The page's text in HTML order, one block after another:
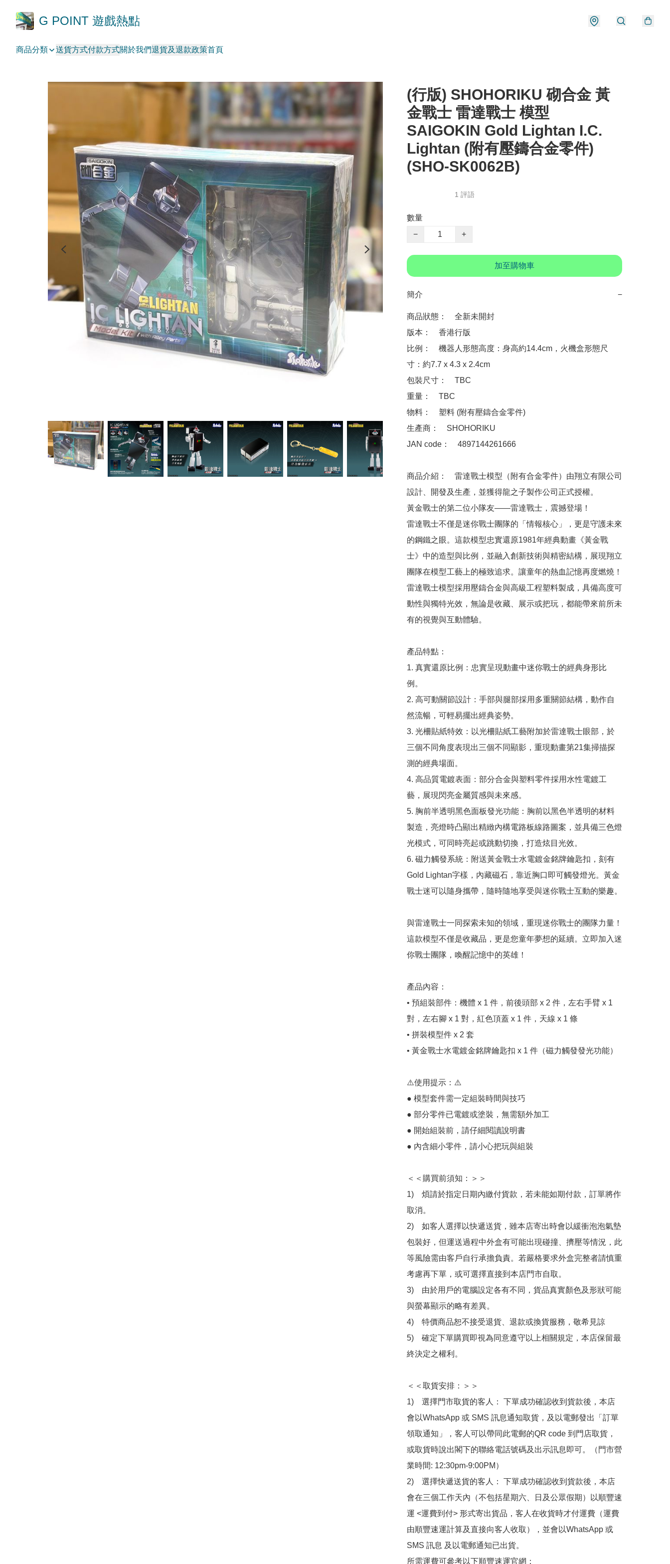
G POINT 遊戲熱點
商品分類 送貨方式付款方式關於我們退貨及退款政策首頁
(行版) SHOHORIKU 砌合金 黃
金戰士 雷達戰士 模型
SAIGOKIN Gold Lightan I.C.
Lightan (附有壓鑄合金零件)
(SHO-SK0062B)
1 評語
數量
−
+
加至購物車
簡介 −
商品狀態：　全新未開封
版本：　香港行版
比例：　機器人形態高度：身高約14.4cm，火機盒形態尺
寸：約7.7 x 4.3 x 2.4cm
包裝尺寸：　TBC
重量：　TBC
物料：　塑料 (附有壓鑄合金零件)
生產商：　SHOHORIKU
JAN code：　4897144261666
商品介紹：　雷達戰士模型（附有合金零件）由翔立有限公司
設計、開發及生產，並獲得龍之子製作公司正式授權。
黃金戰士的第二位小隊友——雷達戰士，震撼登場！
雷達戰士不僅是迷你戰士團隊的「情報核心」，更是守護未來
的鋼鐵之眼。這款模型忠實還原1981年經典動畫《黃金戰
士》中的造型與比例，並融入創新技術與精密結構，展現翔立
團隊在模型工藝上的極致追求。讓童年的熱血記憶再度燃燒！
雷達戰士模型採用壓鑄合金與高級工程塑料製成，具備高度可
動性與獨特光效，無論是收藏、展示或把玩，都能帶來前所未
有的視覺與互動體驗。
產品特點：
1. 真實還原比例：忠實呈現動畫中迷你戰士的經典身形比
例。
2. 高可動關節設計：手部與腿部採用多重關節結構，動作自
然流暢，可輕易擺出經典姿勢。
3. 光柵貼紙特效：以光柵貼紙工藝附加於雷達戰士眼部，於
三個不同角度表現出三個不同顯影，重現動畫第21集掃描探
測的經典場面。
4. 高品質電鍍表面：部分合金與塑料零件採用水性電鍍工
藝，展現閃亮金屬質感與未來感。
5. 胸前半透明黑色面板發光功能：胸前以黑色半透明的材料
製造，亮燈時凸顯出精緻內構電路板線路圖案，並具備三色燈
光模式，可同時亮起或跳動切換，打造炫目光效。
6. 磁力觸發系統：附送黃金戰士水電鍍金銘牌鑰匙扣，刻有
Gold Lightan字樣，內藏磁石，靠近胸口即可觸發燈光。黃金
戰士迷可以隨身攜帶，隨時隨地享受與迷你戰士互動的樂趣。
與雷達戰士一同探索未知的領域，重現迷你戰士的團隊力量！
這款模型不僅是收藏品，更是您童年夢想的延續。立即加入迷
你戰士團隊，喚醒記憶中的英雄！
產品內容：
• 預組裝部件：機體 x 1 件，前後頭部 x 2 件，左右手臂 x 1
對，左右腳 x 1 對，紅色頂蓋 x 1 件，天線 x 1 條
• 拼裝模型件 x 2 套
• 黃金戰士水電鍍金銘牌鑰匙扣 x 1 件（磁力觸發發光功能）
⚠️使用提示：⚠️
● 模型套件需一定組裝時間與技巧
● 部分零件已電鍍或塗裝，無需額外加工
● 開始組裝前，請仔細閱讀說明書
● 內含細小零件，請小心把玩與組裝
＜＜購買前須知：＞＞
1)　煩請於指定日期內繳付貨款，若未能如期付款，訂單將作
取消。
2)　如客人選擇以快遞送貨，雖本店寄出時會以緩衝泡泡氣墊
包裝好，但運送過程中外盒有可能出現碰撞、擠壓等情況，此
等風險需由客戶自行承擔負責。若嚴格要求外盒完整者請慎重
考慮再下單，或可選擇直接到本店門市自取。
3)　由於用戶的電腦設定各有不同，貨品真實顏色及形狀可能
與螢幕顯示的略有差異。
4)　特價商品恕不接受退貨、退款或換貨服務，敬希見諒
5)　確定下單購買即視為同意遵守以上相關規定，本店保留最
終決定之權利。
＜＜取貨安排：＞＞
1)　選擇門市取貨的客人： 下單成功確認收到貨款後，本店
會以WhatsApp 或 SMS 訊息通知取貨，及以電郵發出「訂單
領取通知」，客人可以帶同此電郵的QR code 到門店取貨，
或取貨時說出閣下的聯絡電話號碼及出示訊息即可。（門市營
業時間: 12:30pm-9:00PM）
2)　選擇快遞送貨的客人： 下單成功確認收到貨款後，本店
會在三個工作天內（不包括星期六、日及公眾假期）以順豐速
運 <運費到付> 形式寄出貨品，客人在收貨時才付運費（運費
由順豐速運計算及直接向客人收取），並會以WhatsApp 或
SMS 訊息 及以電郵通知已出貨。
所需運費可參考以下順豐速運官網：